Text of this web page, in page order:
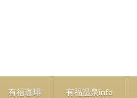
有福珈琲 有福温泉info